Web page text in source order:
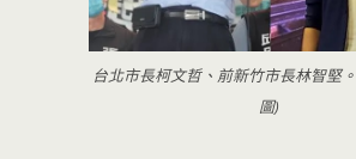
台北市長柯文哲、前新竹市長林智堅
圖)